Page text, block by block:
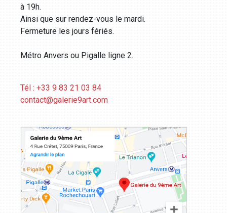
à 19h.
Ainsi que sur rendez-vous le mardi.
Fermeture les jours fériés.
Métro Anvers ou Pigalle ligne 2.
Tél : +33 9 83 21 03 84
contact@galerie9art.com